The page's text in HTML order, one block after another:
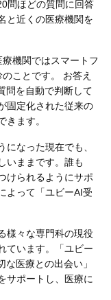
問ほどの質問に回答
と近くの医療機関を
機関ではスマートフ
ことです。 お答え
問を自動で判断して
固定化された従来の
きます。
なった現在でも、
いままです。誰も
けられるようにサポ
よって「ユビーAI受
様々な専門科の現役
ています。「ユビー
医療との出会い」
サポートし、医療に